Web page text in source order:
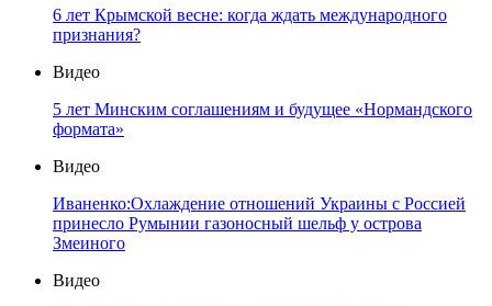
6 лет Крымской весне: когда ждать международного
признания?
Видео
5 лет Минским соглашениям и будущее «Нормандского
формата»
Видео
Иваненко:Охлаждение отношений Украины с Россией
принесло Румынии газоносный шельф у острова
Змеиного
Видео